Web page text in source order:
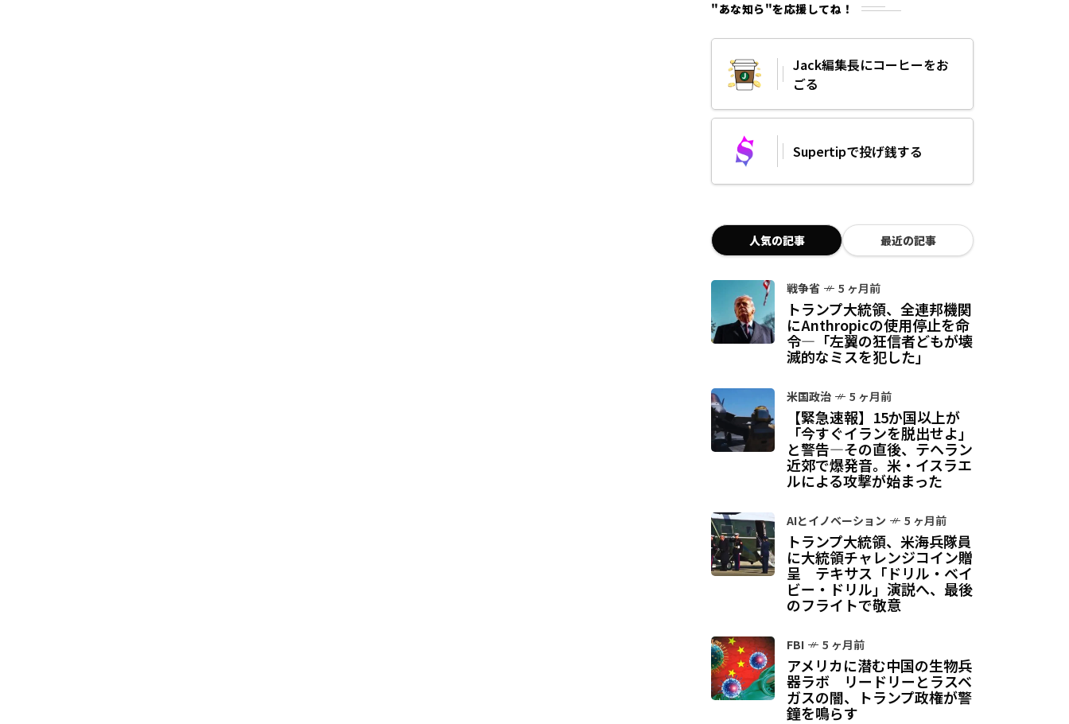
"あな知ら"を応援してね！
Jack編集長にコーヒーをお
ごる
Supertipで投げ銭する
人気の記事 最近の記事
戦争省 5 ヶ月前
トランプ大統領、全連邦機関
にAnthropicの使用停止を命
令—「左翼の狂信者どもが壊
滅的なミスを犯した」
米国政治 5 ヶ月前
【緊急速報】15か国以上が
「今すぐイランを脱出せよ」
と警告—その直後、テヘラン
近郊で爆発音。米・イスラエ
ルによる攻撃が始まった
AIとイノベーション 5 ヶ月前
トランプ大統領、米海兵隊員
に大統領チャレンジコイン贈
呈 テキサス「ドリル・ベイ
ビー・ドリル」演説へ、最後
のフライトで敬意
FBI 5 ヶ月前
アメリカに潜む中国の生物兵
器ラボ リードリーとラスベ
ガスの闇、トランプ政権が警
鐘を鳴らす